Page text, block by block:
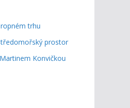
trhu
prostor
Konvičkou